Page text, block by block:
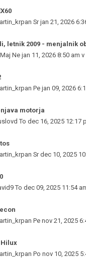
Sr jan 21, 2026
letnik 2009 - menjalnik
Ne jan 11, 2026 8:50 am v
Pe jan 09, 2026
motorja
To dec 16, 2025 12:17
Sr dec 10, 2025
To dec 09, 2025 11:54
Pe nov 21, 2025
Hilux
Po nov 10, 2025